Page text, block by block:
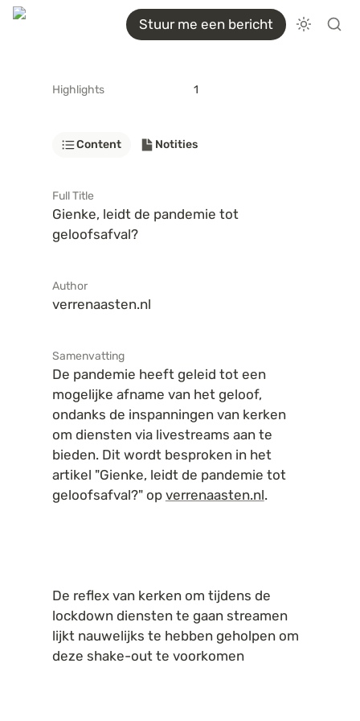
Stuur me een bericht
Highlights 1
Content Notities
Full Title
Gienke, leidt de pandemie tot
geloofsafval?
Author
verrenaasten.nl
Samenvatting
De pandemie heeft geleid tot een
mogelijke afname van het geloof,
ondanks de inspanningen van kerken
om diensten via livestreams aan te
bieden. Dit wordt besproken in het
artikel "Gienke, leidt de pandemie tot
geloofsafval?" op verrenaasten.nl.
De reflex van kerken om tijdens de
lockdown diensten te gaan streamen
lijkt nauwelijks te hebben geholpen om
deze shake-out te voorkomen